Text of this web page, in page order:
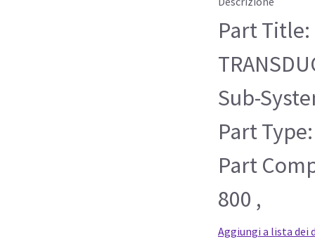
Part Title:
Sub-
Part
Part
800 ,
Aggiungi a lista dei